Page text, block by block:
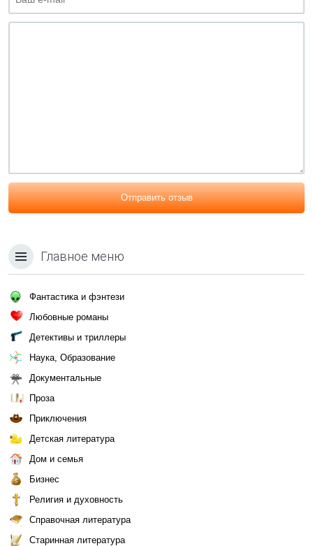
Отправить отзыв
Главное меню
Фантастика и фэнтези
Любовные романы
Детективы и триллеры
Наука, Образование
Документальные
Проза
Приключения
Детская литература
Дом и семья
Бизнес
Религия и духовность
Справочная литература
Старинная литература